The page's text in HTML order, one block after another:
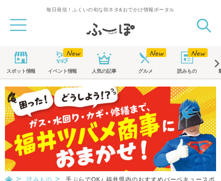
毎日発信！ふくいの旬な街ネタ&おでかけ情報ポータル
スポット情報 イベント情報 人気の記事 グルメ 読みもの
読みもの 手ぶらでOK♪ 福井県内のおすすめバーベキュースポ